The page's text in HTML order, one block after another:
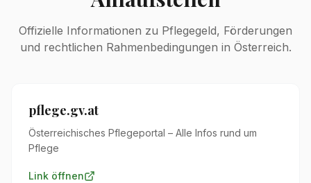
Offizielle Informationen zu Pflegegeld, Förderungen
und rechtlichen Rahmenbedingungen in Österreich.
pflege.gv.at
Österreichisches Pflegeportal – Alle Infos rund um
Pflege
Link öffnen